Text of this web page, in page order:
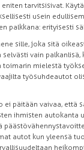
tarvitsisivat.
usein
palkkana: erityisesti
sille, joka sitä
vain palkanlisä,
toimarin mielestä
työsuhdeautot
ei päitään vaivaa, että
ihmisten autokanta
autot kun yleensä